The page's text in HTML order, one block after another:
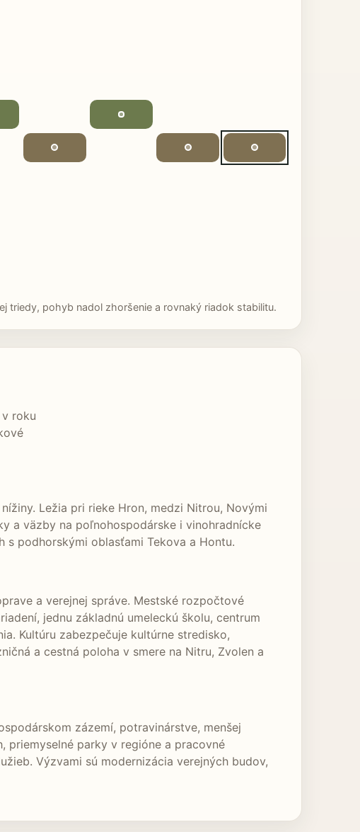
triedy, pohyb nadol zhoršenie a rovnaký riadok stabilitu.
roku
Ležia pri rieke Hron, medzi Nitrou, Novými
a väzby na poľnohospodárske i vinohradnícke
s podhorskými oblasťami Tekova a Hontu.
a verejnej správe. Mestské rozpočtové
jednu základnú umeleckú školu, centrum
Kultúru zabezpečuje kultúrne stredisko,
a cestná poloha v smere na Nitru, Zvolen a
zázemí, potravinárstve, menšej
priemyselné parky v regióne a pracovné
Výzvami sú modernizácia verejných budov,